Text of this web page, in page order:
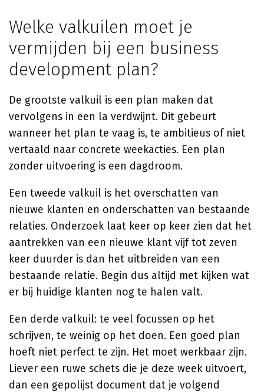
Welke valkuilen moet je
vermijden bij een business
development plan?
De grootste valkuil is een plan maken dat
vervolgens in een la verdwijnt. Dit gebeurt
wanneer het plan te vaag is, te ambitieus of niet
vertaald naar concrete weekacties. Een plan
zonder uitvoering is een dagdroom.
Een tweede valkuil is het overschatten van
nieuwe klanten en onderschatten van bestaande
relaties. Onderzoek laat keer op keer zien dat het
aantrekken van een nieuwe klant vijf tot zeven
keer duurder is dan het uitbreiden van een
bestaande relatie. Begin dus altijd met kijken wat
er bij huidige klanten nog te halen valt.
Een derde valkuil: te veel focussen op het
schrijven, te weinig op het doen. Een goed plan
hoeft niet perfect te zijn. Het moet werkbaar zijn.
Liever een ruwe schets die je deze week uitvoert,
dan een gepolijst document dat je volgend